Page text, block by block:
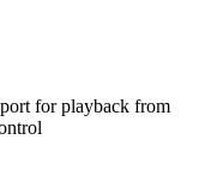
for playback from